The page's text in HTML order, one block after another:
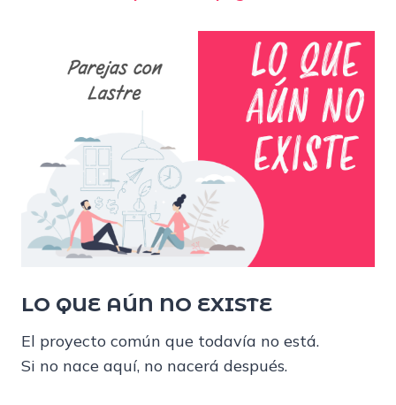
LO QUE AÚN NO EXISTE
El proyecto común que todavía no está.
Si no nace aquí, no nacerá después.